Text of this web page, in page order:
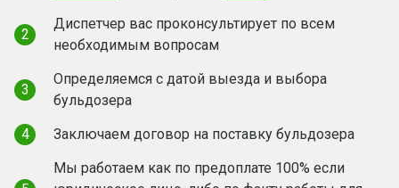
2
Диспетчер вас проконсультирует по всем
необходимым вопросам
3
Определяемся с датой выезда и выбора
бульдозера
4
Заключаем договор на поставку бульдозера
Мы работаем как по предоплате 100% если